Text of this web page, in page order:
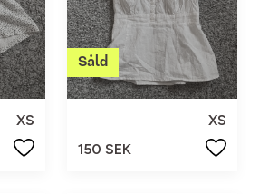
XS
XS
150 SEK